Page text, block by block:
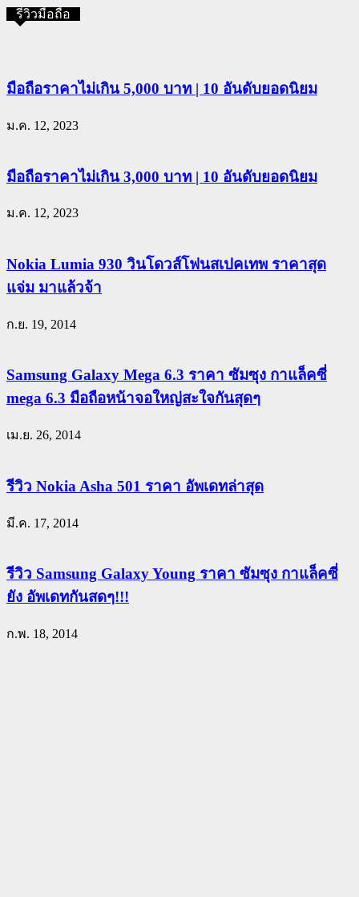
รีวิวมือถือ
มือถือราคาไม่เกิน 5,000 บาท | 10 อันดับยอดนิยม
ม.ค. 12, 2023
มือถือราคาไม่เกิน 3,000 บาท | 10 อันดับยอดนิยม
ม.ค. 12, 2023
Nokia Lumia 930 วินโดวส์โฟนสเปคเทพ ราคาสุด
แจ่ม มาแล้วจ้า
ก.ย. 19, 2014
Samsung Galaxy Mega 6.3 ราคา ซัมซุง กาแล็คซี่
mega 6.3 มือถือหน้าจอใหญ่สะใจกันสุดๆ
เม.ย. 26, 2014
รีวิว Nokia Asha 501 ราคา อัพเดทล่าสุด
มี.ค. 17, 2014
รีวิว Samsung Galaxy Young ราคา ซัมซุง กาแล็คซี่
ยัง อัพเดทกันสดๆ!!!
ก.พ. 18, 2014